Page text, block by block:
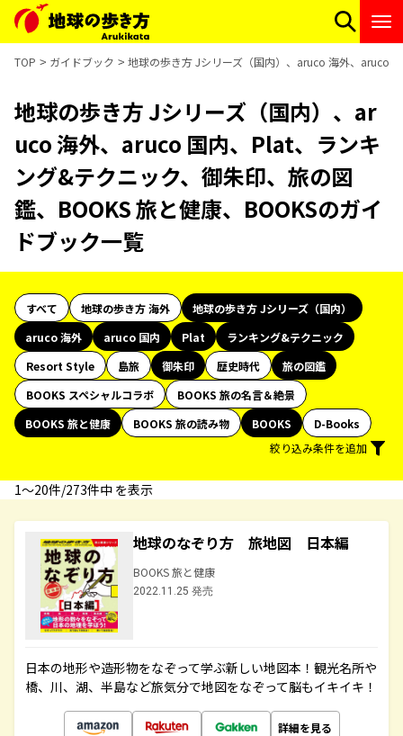
TOP ガイドブック 地球の歩き方 Jシリーズ（国内）、aruco 海外、aruco
地球の歩き方 Jシリーズ（国内）、ar
uco 海外、aruco 国内、Plat、ランキ
ング&テクニック、御朱印、旅の図
鑑、BOOKS 旅と健康、BOOKSのガイ
ドブック一覧
すべて 地球の歩き方 海外
地球の歩き方 Jシリーズ（国内）
aruco 海外
aruco 国内 Plat
ランキング&テクニック
Resort Style
島旅 御朱印 歴史時代
旅の図鑑
BOOKS スペシャルコラボ
BOOKS 旅の名言＆絶景
BOOKS 旅と健康
BOOKS 旅の読み物 BOOKS
D-Books
絞り込み条件を追加
1〜20件/273件中 を表示
地球のなぞり方 旅地図 日本編
BOOKS 旅と健康
2022.11.25 発売
日本の地形や造形物をなぞって学ぶ新しい地図本！観光名所や
橋、川、湖、半島など旅気分で地図をなぞって脳もイキイキ！
詳細を見る